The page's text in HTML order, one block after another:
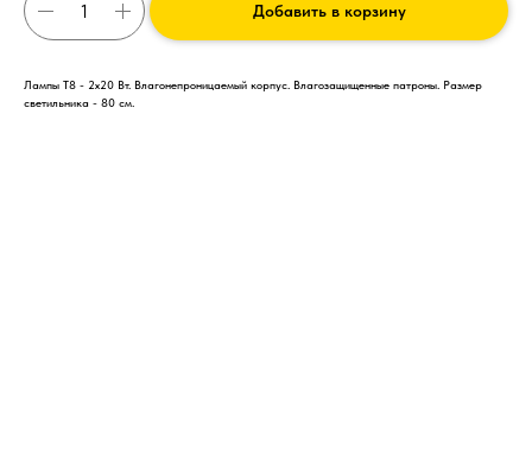
Добавить в корзину
Лампы Т8 - 2x20 Вт. Влагонепроницаемый корпус. Влагозащищенные патроны. Размер
светильника - 80 см.